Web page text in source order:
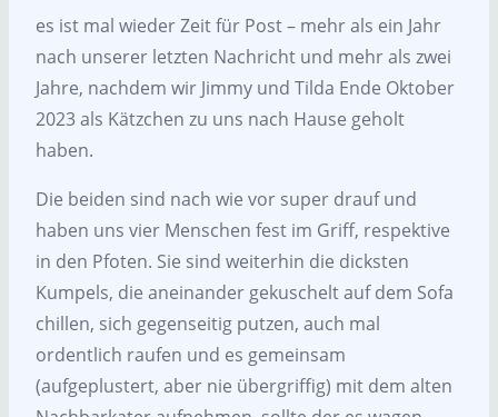
es ist mal wieder Zeit für Post – mehr als ein Jahr
nach unserer letzten Nachricht und mehr als zwei
Jahre, nachdem wir Jimmy und Tilda Ende Oktober
2023 als Kätzchen zu uns nach Hause geholt
haben.
Die beiden sind nach wie vor super drauf und
haben uns vier Menschen fest im Griff, respektive
in den Pfoten. Sie sind weiterhin die dicksten
Kumpels, die aneinander gekuschelt auf dem Sofa
chillen, sich gegenseitig putzen, auch mal
ordentlich raufen und es gemeinsam
(aufgeplustert, aber nie übergriffig) mit dem alten